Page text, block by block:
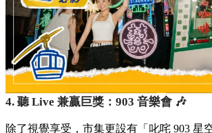
4. 聽 Live 兼贏巨獎：903 音樂會 🎶
除了視覺享受，市集更設有「叱咤 903 星